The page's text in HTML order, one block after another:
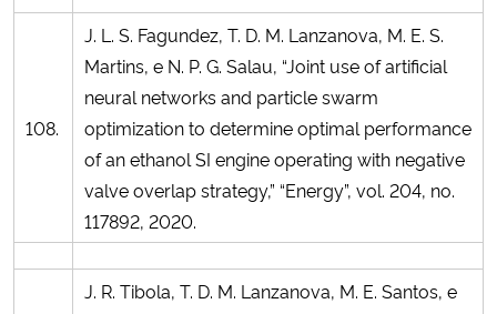
108.
J. L. S. Fagundez, T. D. M. Lanzanova, M. E. S.
Martins, e N. P. G. Salau, “Joint use of artificial
neural networks and particle swarm
optimization to determine optimal performance
of an ethanol SI engine operating with negative
valve overlap strategy,” “Energy”, vol. 204, no.
117892, 2020.
J. R. Tibola, T. D. M. Lanzanova, M. E. Santos, e